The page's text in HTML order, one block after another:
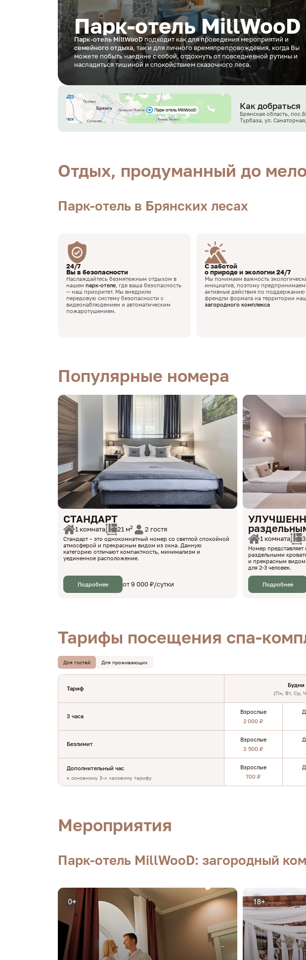
Парк-отель MillWooD
Парк-отель MillWooDподходит как для проведения мероприятий и
семейного отдыха, так и для личного времяпрепровождения, когда Вы
можете побыть наедине с собой, отдохнуть от повседневной рутины и
насладиться тишиной и спокойствием сказочного леса.
Как добраться
Брянская область,
Турбаза, ул.
Отдых, продуманный до
Парк-отель в Брянских лесах
24/7
Вы в безопасности
Наслаждайтесь безмятежным отдыхом в
нашем парк-отеле, где ваша безопасность
— наш приоритет. Мы внедрили
передовую систему безопасности с
видеонаблюдением и автоматическим
пожаротушением.
С заботой
о природе и экологии 24/7
Мы понимаем важность
инициатив, поэтому предпринимаем
активные действия по поддержанию
френдли формата на территории
загородного комплекса
Популярные номера
СТАНДАРТ
1 комната 21 м2 2 гостя
Стандарт – это однокомнатный номер со светлой спокойной
атмосферой и прекрасным видом из окна. Данную
категорию отличают компактность, минимализм и
уединенное расположение.
Подробнее от 9 000 ₽/сутки
1 комната
Номер
раздельными
и прекрасным
для 2-3 человек.
Подробнее
Тарифы посещения спа-
Для гостей Для проживающих
Тариф
Будни
(Пн, Вт, Ср,
3 часа
Взрослые
2 000 ₽
Безлимит
Взрослые
3 500 ₽
Дополнительный час
к основному 3-х часовому тарифу
Взрослые
700 ₽
Мероприятия
Парк-отель MillWooD: загородный